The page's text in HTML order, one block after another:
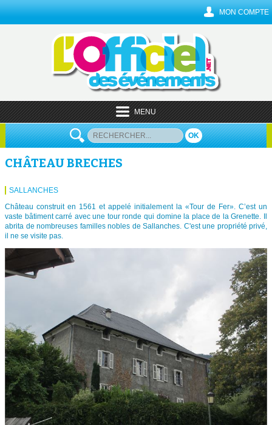
MON COMPTE
MENU
OK
CHÂTEAU BRECHES
SALLANCHES
Château construit en 1561 et appelé initialement la «Tour de Fer». C’est un
vaste bâtiment carré avec une tour ronde qui domine la place de la Grenette. Il
abrita de nombreuses familles nobles de Sallanches. C'est une propriété privé,
il ne se visite pas.